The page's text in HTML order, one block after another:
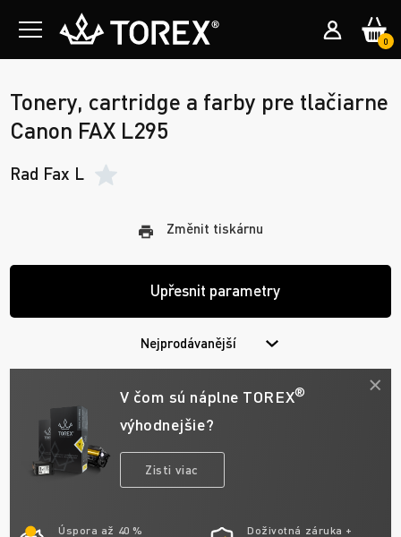
0
Tonery, cartridge a farby pre tlačiarne
Canon FAX L295
Rad Fax L
Změnit tiskárnu
Upřesnit parametry
Nejprodávanější
V čom sú náplne TOREX®
výhodnejšie?
Zisti viac
Úspora až 40 %
Doživotná záruka +